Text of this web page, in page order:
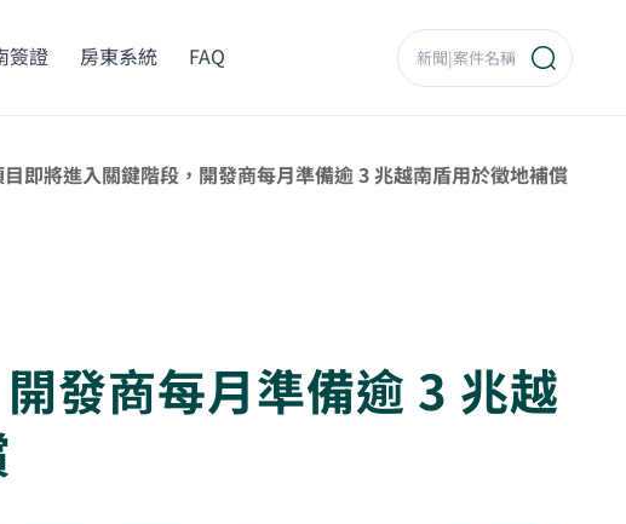
簽證 房東系統 FAQ
即將進入關鍵階段，開發商每月準備逾 3 兆越南盾用於徵地補償
發商每月準備逾 3 兆越